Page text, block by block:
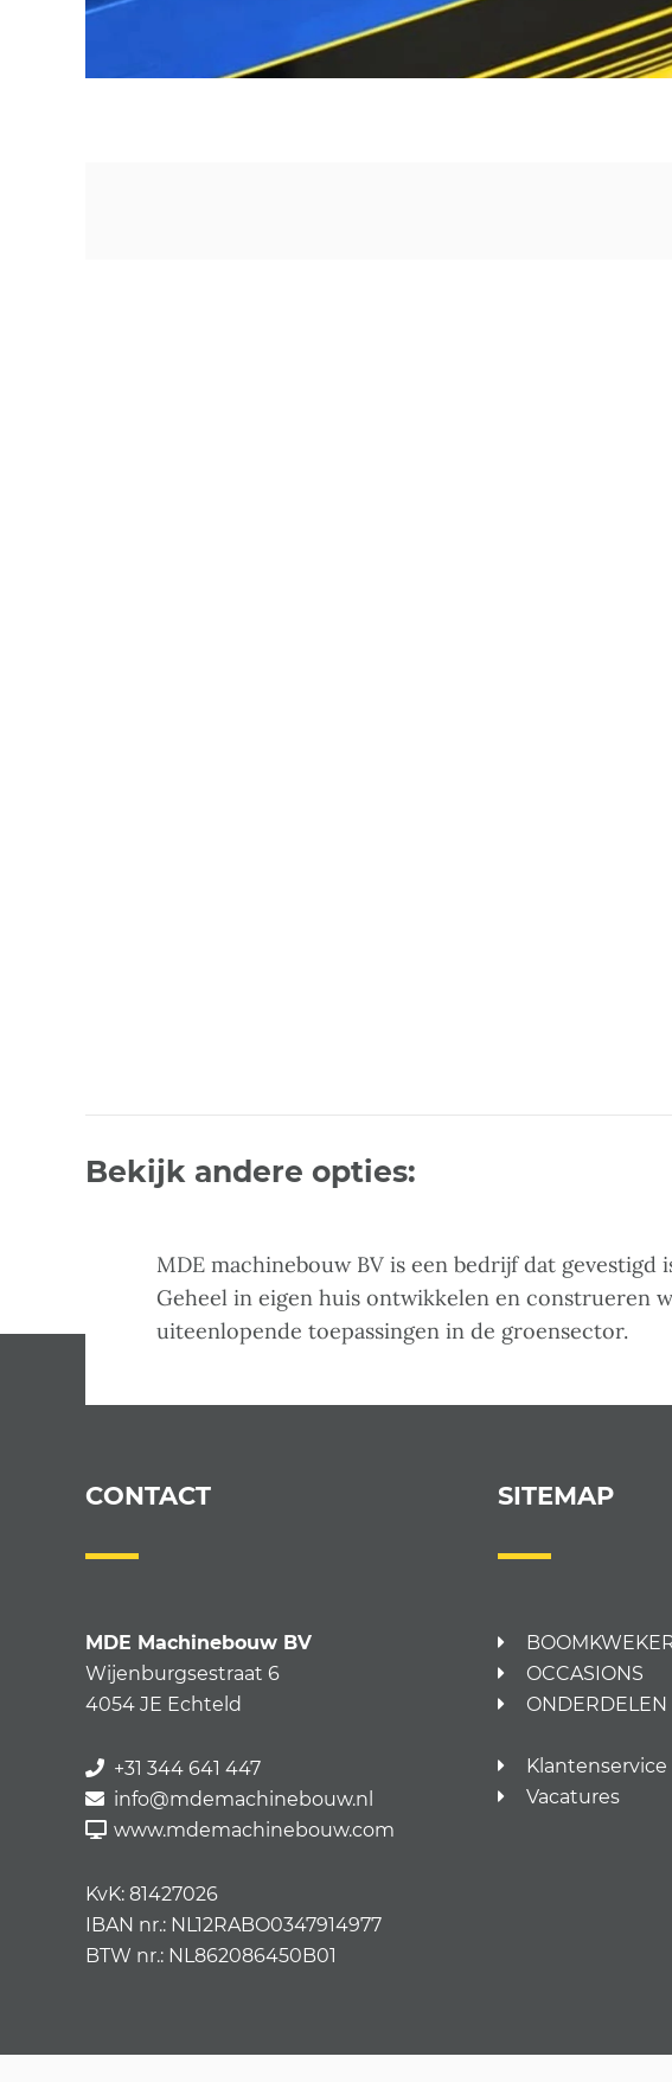
Bekijk andere opties:
MDE machinebouw BV is een bedrijf dat gevestigd
Geheel in eigen huis ontwikkelen en construeren
uiteenlopende toepassingen in de groensector.
CONTACT
MDE Machinebouw BV
Wijenburgsestraat 6
4054 JE Echteld
+31 344 641 447
info@mdemachinebouw.nl
www.mdemachinebouw.com
KvK: 81427026
IBAN nr.: NL12RABO0347914977
BTW nr.: NL862086450B01
SITEMAP
OCCASIONS
ONDERDELEN
Klantenservice
Vacatures